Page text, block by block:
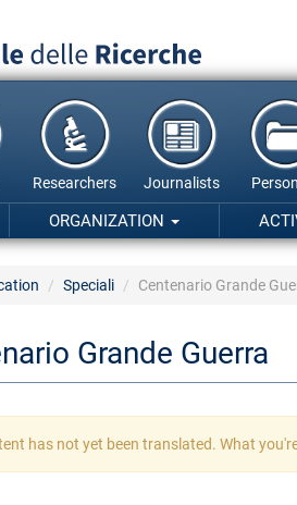
Researchers Journalists
ORGANIZATION
Speciali Centenario Grande
Grande Guerra
has not yet been translated. What